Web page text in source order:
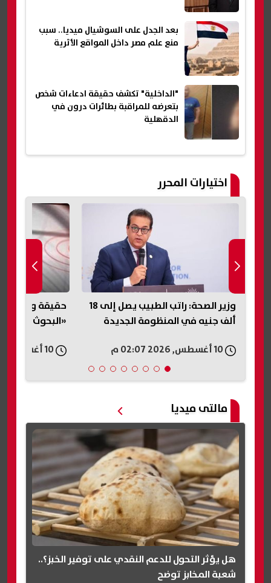
بعد الجدل على السوشيال ميديا.. سبب
منع علم مصر داخل المواقع الأثرية
"الداخلية" تكشف حقيقة ادعاءات شخص
بتعرضه للمراقبة بطائرات درون في
الدقهلية
اختيارات المحرر
حقيقة وقوع زلزال في مصر اليوم..
«البحوث الفلكية» تحسم الجدل
«التبرعات
بهية تصدر
مالتى ميديا
هل يؤثر التحول للدعم النقدي على توفير الخبز؟..
شعبة المخابز توضح